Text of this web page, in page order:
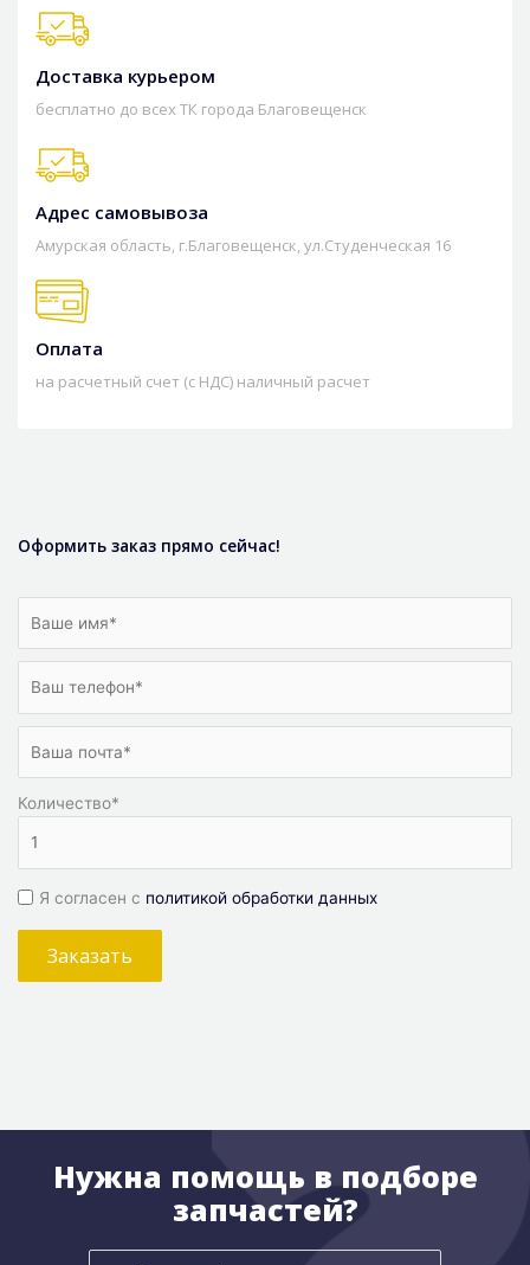
Доставка курьером
бесплатно до всех ТК города Благовещенск
Адрес самовывоза
Амурская область, г.Благовещенск, ул.Студенческая 16
Оплата
на расчетный счет (с НДС) наличный расчет
Оформить заказ прямо сейчас!
Количество*
Я согласен с политикой обработки данных
Заказать
Нужна помощь в подборе
запчастей?